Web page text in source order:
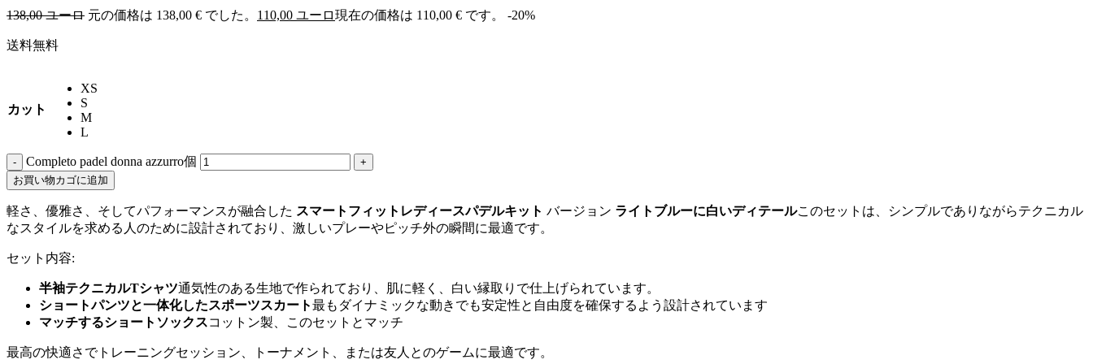
138,00 ユーロ 元の価格は 138,00 € でした。 110,00 ユーロ現在の価格は 110,00 € です。 -20%
送料無料
カット
XS
S
M
L
- Completo padel donna azzurro個
+
お買い物カゴに追加
軽さ、優雅さ、そしてパフォーマンスが融合した スマートフィットレディースパデルキット バージョン ライトブルーに白いディテールこのセットは、シンプルでありながらテクニカル
なスタイルを求める人のために設計されており、激しいプレーやピッチ外の瞬間に最適です。
セット内容:
半袖テクニカルTシャツ通気性のある生地で作られており、肌に軽く、白い縁取りで仕上げられています。
ショートパンツと一体化したスポーツスカート最もダイナミックな動きでも安定性と自由度を確保するよう設計されています
マッチするショートソックスコットン製、このセットとマッチ
最高の快適さでトレーニングセッション、トーナメント、または友人とのゲームに最適です。